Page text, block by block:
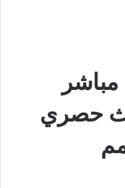
1 – بث حصري